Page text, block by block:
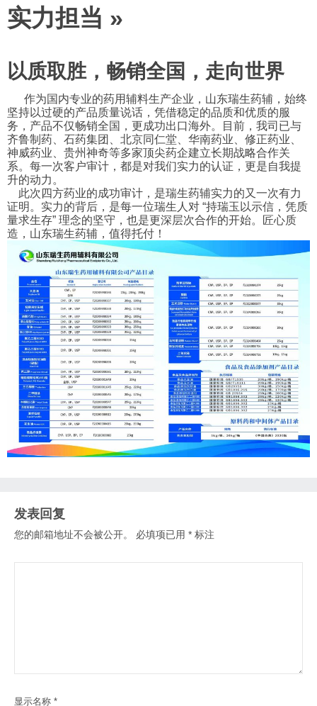
实力担当 »
以质取胜，畅销全国，走向世界
作为国内专业的药用辅料生产企业，山东瑞生药辅，始终
坚持以过硬的产品质量说话，凭借稳定的品质和优质的服
务，产品不仅畅销全国，更成功出口海外。目前，我司已与
齐鲁制药、石药集团、北京同仁堂、华南药业、修正药业、
神威药业、贵州神奇等多家顶尖药企建立长期战略合作关
系。每一次客户审计，都是对我们实力的认证，更是自我提
升的动力。
此次四方药业的成功审计，是瑞生药辅实力的又一次有力
证明。实力的背后，是每一位瑞生人对 “持瑞玉以示信，凭质
量求生存” 理念的坚守，也是更深层次合作的开始。匠心质
造，山东瑞生药辅，值得托付！
发表回复
您的邮箱地址不会被公开。 必填项已用 * 标注
显示名称 *